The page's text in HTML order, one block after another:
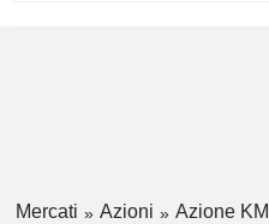
Mercati Azioni
Azione KMI